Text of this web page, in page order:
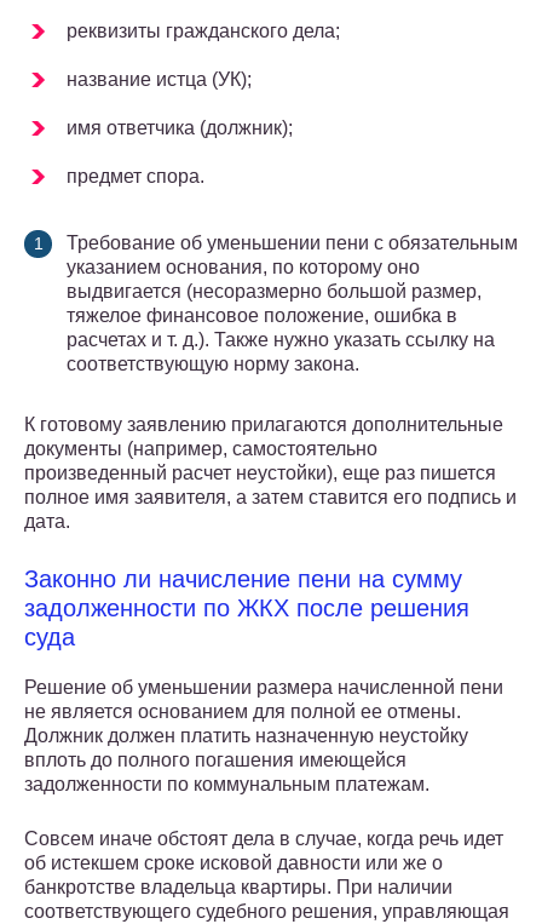
реквизиты гражданского дела;
название истца (УК);
имя ответчика (должник);
предмет спора.
Требование об уменьшении пени с обязательным
указанием основания, по которому оно
выдвигается (несоразмерно большой размер,
тяжелое финансовое положение, ошибка в
расчетах и т. д.). Также нужно указать ссылку на
соответствующую норму закона.
К готовому заявлению прилагаются дополнительные
документы (например, самостоятельно
произведенный расчет неустойки), еще раз пишется
полное имя заявителя, а затем ставится его подпись и
дата.
Законно ли начисление пени на сумму
задолженности по ЖКХ после решения
суда
Решение об уменьшении размера начисленной пени
не является основанием для полной ее отмены.
Должник должен платить назначенную неустойку
вплоть до полного погашения имеющейся
задолженности по коммунальным платежам.
Совсем иначе обстоят дела в случае, когда речь идет
об истекшем сроке исковой давности или же о
банкротстве владельца квартиры. При наличии
соответствующего судебного решения, управляющая